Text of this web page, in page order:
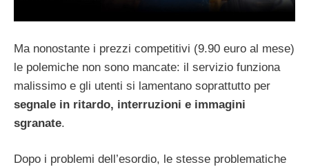
Ma nonostante i prezzi competitivi (9.90 euro al mese)
le polemiche non sono mancate: il servizio funziona
malissimo e gli utenti si lamentano soprattutto per
segnale in ritardo, interruzioni e immagini
sgranate.
Dopo i problemi dell’esordio, le stesse problematiche